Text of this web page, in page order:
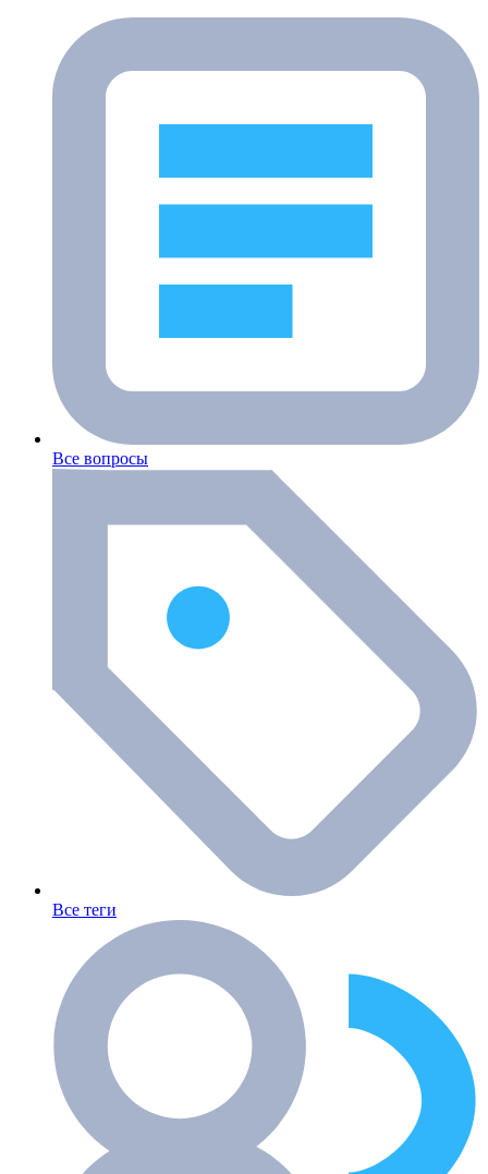
Все вопросы
Все теги